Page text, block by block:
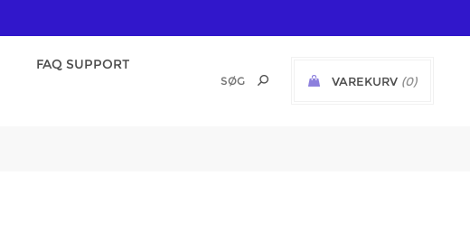
VAREKURV (0)
FAQ SUPPORT